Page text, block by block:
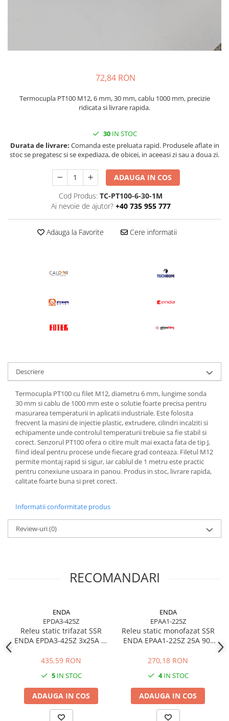
Rezistentele tubulare flexibile
Incalzitor ceramic infrarosu72,84 RON
Termocupla PT100 M12, 6 mm, 30 mm, cablu 1000 mm, precizie
ridicata si livrare rapida.
30IN STOC
Durata de livrare: Comanda este preluata rapid. Produsele aflate in
stoc se pregatesc si se expediaza, de obicei, in aceeasi zi sau a doua zi.
ADAUGA IN COS
Cod Produs: TC-PT100-6-30-1M
Ai nevoie de ajutor? +40 735 955 777
Adauga la Favorite Cere informatii
Descriere
Termocupla PT100 cu filet M12, diametru 6 mm, lungime sonda
30 mm si cablu de 1000 mm este o solutie foarte precisa pentru
masurarea temperaturii in aplicatii industriale. Este folosita
frecvent la masini de injectie plastic, extrudere, cilindri incalziti si
echipamente unde controlul temperaturii trebuie sa fie stabil si
corect. Senzorul PT100 ofera o citire mult mai exacta fata de tip J,
fiind ideal pentru procese unde fiecare grad conteaza. Filetul M12
permite montaj rapid si sigur, iar cablul de 1 metru este practic
pentru conexiune usoara in panou. Produs in stoc, livrare rapida,
calitate foarte buna si pret corect.
Informatii conformitate produs
Review-uri(0)
RECOMANDARI
ENDA
EPDA3-425Z
Releu static trifazat SSR
ENDA EPDA3-425Z 3x25A 8-
rezistente electrice
435,59 RON
5IN STOC
ADAUGA IN COS
ENDA
EPAA1-225Z
Releu static monofazat SSR
ENDA EPAA1-225Z 25A 90-
electrice
270,18 RON
4IN STOC
ADAUGA IN COS